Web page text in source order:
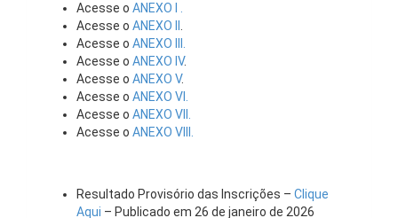
Acesse o ANEXO I .
Acesse o ANEXO II
Acesse o ANEXO III.
Acesse o ANEXO IV.
Acesse o ANEXO V.
Acesse o ANEXO VI.
Acesse o ANEXO VII.
Acesse o ANEXO VIII.
Resultado Provisório das Inscrições – Clique
Aqui – Publicado em 26 de janeiro de 2026